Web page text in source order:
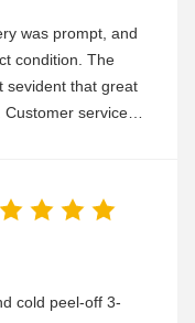
was prompt, and
condition. The
sevident that great
service
cold peel-off 3-